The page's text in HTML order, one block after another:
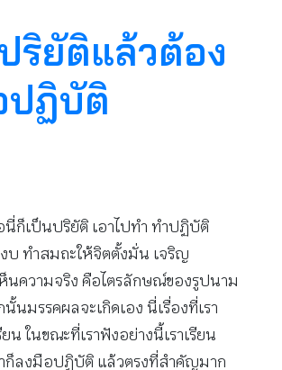
ริยัติแล้วต้อง
ปฏิบัติ
ก็เป็นปริยัติ เอาไปทำ ทำปฏิบัติ
บ ทำสมถะให้จิตตั้งมั่น เจริญ
นความจริง คือไตรลักษณ์ของรูปนาม
นั้นมรรคผลจะเกิดเอง นี่เรื่องที่เรา
น ในขณะที่เราฟังอย่างนี้เราเรียน
ก็ลงมือปฏิบัติ แล้วตรงที่สำคัญมาก